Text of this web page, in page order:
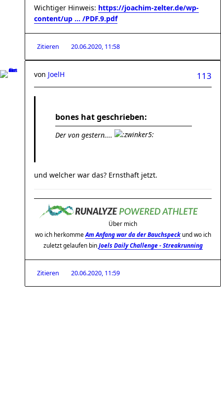
Wichtiger Hinweis: https://joachim-zelter.de/wp-
content/up ... /PDF.9.pdf
Zitieren 20.06.2020, 11:58
113
von JoelH
bones hat geschrieben:
Der von gestern....
und welcher war das? Ernsthaft jetzt.
Über mich
wo ich herkomme Am Anfang war da der Bauchspeckund wo ich
zuletzt gelaufen binJoels Daily Challenge - Streakrunning
Zitieren 20.06.2020, 11:59